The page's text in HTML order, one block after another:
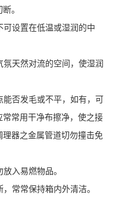
。
设置在低温或湿润的中
天然对流的空间，使湿润
能否发毛或不平，如有，可
常用干净布擦净，使之接
器之金属管道切勿撞击免
入易燃物品。
常常保持箱内外清洁。